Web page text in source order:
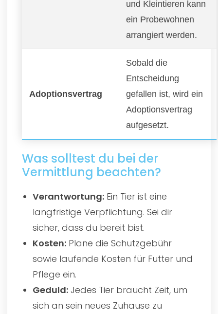
und Kleintieren kann
ein Probewohnen
arrangiert werden.
Adoptionsvertrag
Sobald die
Entscheidung
gefallen ist, wird ein
Adoptionsvertrag
aufgesetzt.
Was solltest du bei der
Vermittlung beachten?
Verantwortung: Ein Tier ist eine
langfristige Verpflichtung. Sei dir
sicher, dass du bereit bist.
Kosten: Plane die Schutzgebühr
sowie laufende Kosten für Futter und
Pflege ein.
Geduld: Jedes Tier braucht Zeit, um
sich an sein neues Zuhause zu